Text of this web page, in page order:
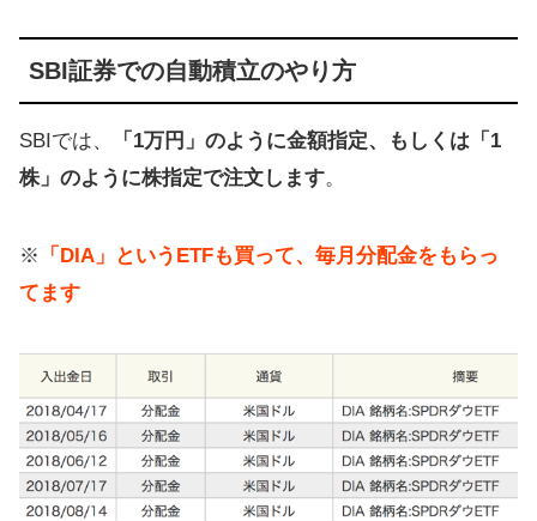
SBI証券での自動積立のやり方
SBIでは、
「1万円」のように金額指定、もしくは「1
株」のように株指定で注文します。
※
「DIA」というETFも買って、毎月分配金をもらっ
てます